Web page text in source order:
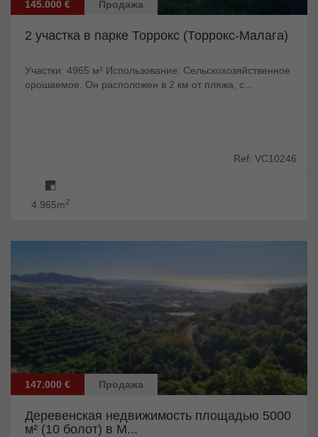
145.000 € Продажа
2 участка в парке Торрокс (Торрокс-Малага)
Участки: 4965 м² Использование: Сельскохозяйственное
орошаемое. Он расположен в 2 км от пляжа, с...
Ref: VC10246
4.965m2
147.000 € Продажа
Деревенская недвижимость площадью 5000
м² (10 болот) в М...